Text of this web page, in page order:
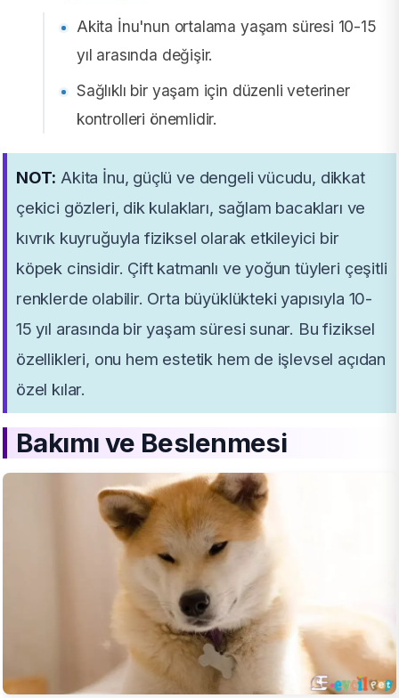
Akita İnu'nun ortalama yaşam süresi 10-15
yıl arasında değişir.
Sağlıklı bir yaşam için düzenli veteriner
kontrolleri önemlidir.
NOT: Akita İnu, güçlü ve dengeli vücudu, dikkat
çekici gözleri, dik kulakları, sağlam bacakları ve
kıvrık kuyruğuyla fiziksel olarak etkileyici bir
köpek cinsidir. Çift katmanlı ve yoğun tüyleri çeşitli
renklerde olabilir. Orta büyüklükteki yapısıyla 10-
15 yıl arasında bir yaşam süresi sunar. Bu fiziksel
özellikleri, onu hem estetik hem de işlevsel açıdan
özel kılar.
Bakımı ve Beslenmesi